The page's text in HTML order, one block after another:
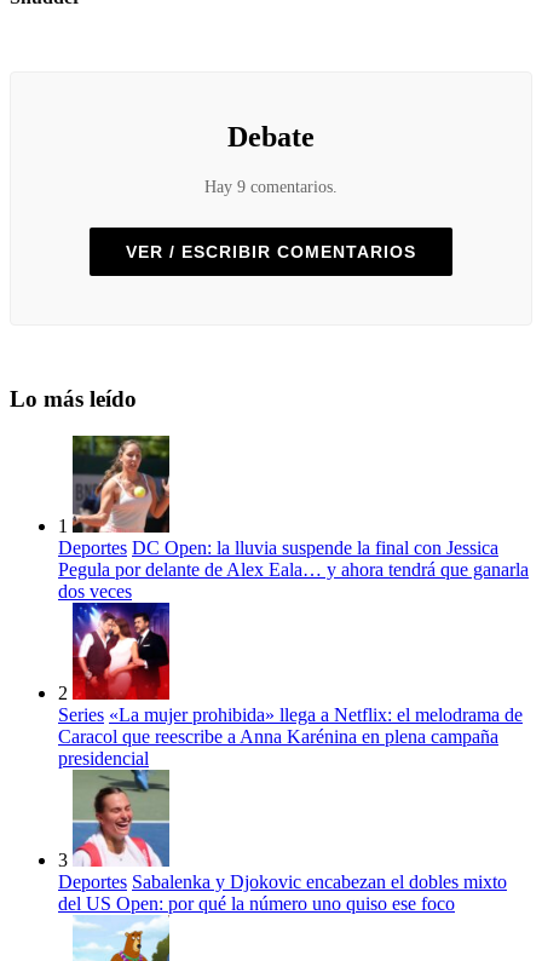
Debate
Hay 9 comentarios.
VER / ESCRIBIR COMENTARIOS
Lo más leído
1
Deportes DC Open: la lluvia suspende la final con Jessica
Pegula por delante de Alex Eala… y ahora tendrá que ganarla
dos veces
2
Series «La mujer prohibida» llega a Netflix: el melodrama de
Caracol que reescribe a Anna Karénina en plena campaña
presidencial
3
Deportes Sabalenka y Djokovic encabezan el dobles mixto
del US Open: por qué la número uno quiso ese foco